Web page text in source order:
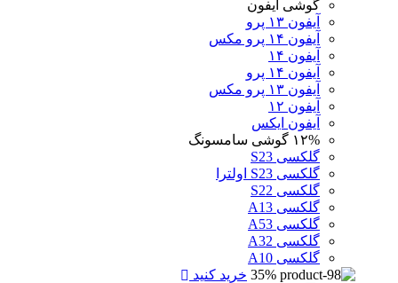
گوشی آیفون
آیفون ۱۳ پرو
آیفون ۱۴ پرو مکس
آیفون ۱۴
آیفون ۱۴ پرو
آیفون ۱۳ پرو مکس
آیفون ۱۲
آیفون ایکس
۱۲% گوشی سامسونگ
گلکسی S23
گلکسی S23 اولترا
گلکسی S22
گلکسی A13
گلکسی A53
گلکسی A32
گلکسی A10
35% خرید کنید